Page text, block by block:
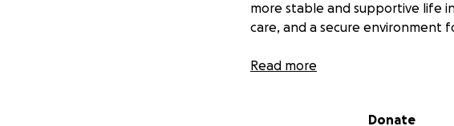
more stable and supportive life
care, and a secure environment
Unfortunately, a decision
Read more
Donate